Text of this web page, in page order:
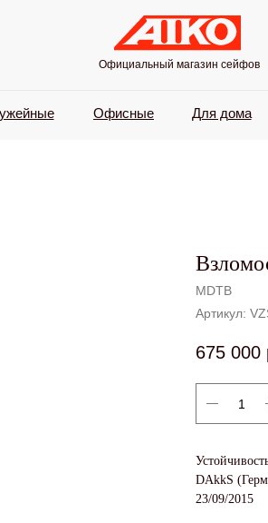
Для дома
Офисные
Официальный магазин сейфов
MDTB
Артикул:
675 000
DAkkS
23/09/2015